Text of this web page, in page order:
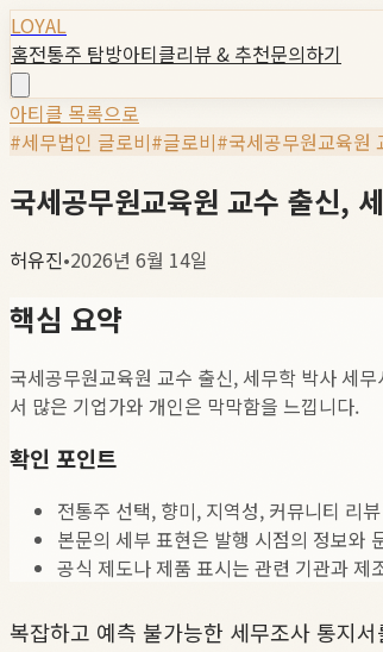
LOYAL
홈전통주 탐방아티클리뷰 & 추천문의하기
아티클 목록으로
#세무법인 글로비#글로비#국세공무원교육원
국세공무원교육원 교수 출신,
허유진•2026년 6월 14일
핵심 요약
국세공무원교육원 교수 출신, 세무학 박사 세
서 많은 기업가와 개인은 막막함을 느낍니다.
확인 포인트
전통주 선택, 향미, 지역성, 커뮤니티 리
본문의 세부 표현은 발행 시점의 정보와
공식 제도나 제품 표시는 관련 기관과
복잡하고 예측 불가능한 세무조사 통지